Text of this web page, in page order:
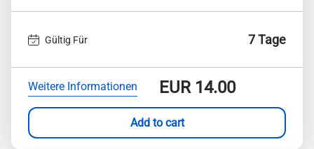
Gültig Für 7 Tage
Weitere Informationen EUR14.00
Add to cart